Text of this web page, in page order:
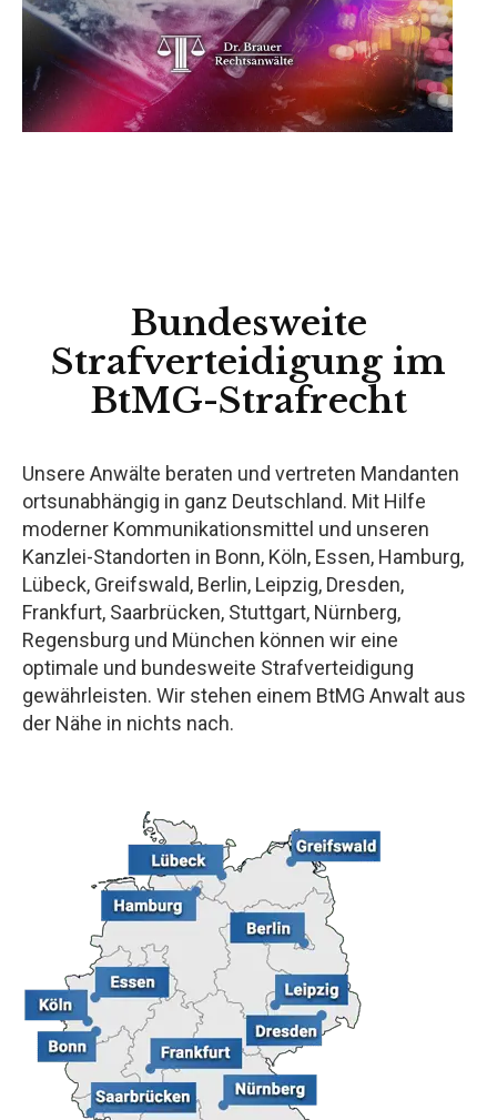
Bundesweite
Strafverteidigung im
BtMG-Strafrecht
Unsere Anwälte beraten und vertreten Mandanten
ortsunabhängig in ganz Deutschland. Mit Hilfe
moderner Kommunikationsmittel und unseren
Kanzlei-Standorten in Bonn, Köln, Essen, Hamburg,
Lübeck, Greifswald, Berlin, Leipzig, Dresden,
Frankfurt, Saarbrücken, Stuttgart, Nürnberg,
Regensburg und München können wir eine
optimale und bundesweite Strafverteidigung
gewährleisten. Wir stehen einem BtMG Anwalt aus
der Nähe in nichts nach.